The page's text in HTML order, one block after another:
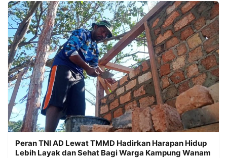
Peran TNI AD Lewat TMMD Hadirkan Harapan Hidup
Lebih Layak dan Sehat Bagi Warga Kampung Wanam